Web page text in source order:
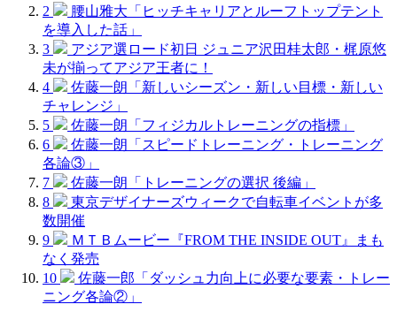
2
腰山雅大「ヒッチキャリアとルーフトップテント
を導入した話」
3
アジア選ロード初日 ジュニア沢田桂太郎・梶原悠
未が揃ってアジア王者に！
4
佐藤一朗「新しいシーズン・新しい目標・新しい
チャレンジ」
5
佐藤一朗「フィジカルトレーニングの指標」
6
佐藤一朗「スピードトレーニング・トレーニング
各論③」
7
佐藤一朗「トレーニングの選択 後編」
8
東京デザイナーズウィークで自転車イベントが多
数開催
9
ＭＴＢムービー『FROM THE INSIDE OUT』まも
なく発売
10
佐藤一郎「ダッシュ力向上に必要な要素・トレー
ニング各論②」